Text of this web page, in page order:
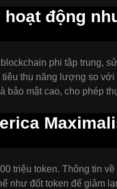
động
phi tập trung,
thụ năng lượng so
bảo mật cao, cho phép
triệu token. Thông tin
như đốt token để giảm